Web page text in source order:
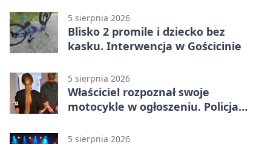
5 sierpnia 2026
Blisko 2 promile i dziecko bez
kasku. Interwencja w Gościcinie
5 sierpnia 2026
Właściciel rozpoznał swoje
motocykle w ogłoszeniu. Policja
5 sierpnia 2026